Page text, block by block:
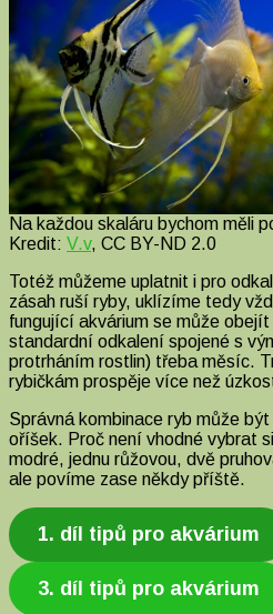
Na každou skaláru bychom měli
Kredit: V.v, CC BY-ND 2.0
Totéž můžeme uplatnit i pro
zásah ruší ryby, uklízíme tedy
fungující akvárium se může
standardní odkalení spojené s
protrháním rostlin) třeba měsíc.
rybičkám prospěje více než
Správná kombinace ryb může
oříšek. Proč není vhodné vybrat
modré, jednu růžovou, dvě
ale povíme zase někdy příště.
1. díl tipů pro akvárium
3. díl tipů pro akvárium